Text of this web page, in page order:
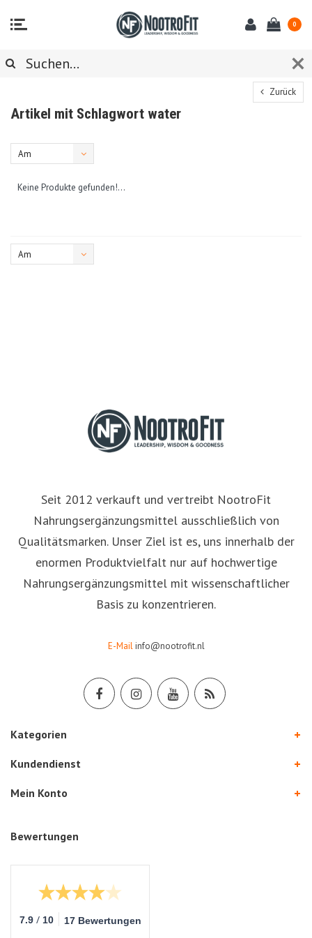
0
Zurück
Artikel mit Schlagwort water
Am
Keine Produkte gefunden!...
Am
Seit 2012 verkauft und vertreibt NootroFit
Nahrungsergänzungsmittel ausschließlich von
Qualitätsmarken. Unser Ziel ist es, uns innerhalb der
enormen Produktvielfalt nur auf hochwertige
Nahrungsergänzungsmittel mit wissenschaftlicher
Basis zu konzentrieren.
E-Mail info@nootrofit.nl
Kategorien
Kundendienst
Mein Konto
Bewertungen
7.9 / 10 17 Bewertungen